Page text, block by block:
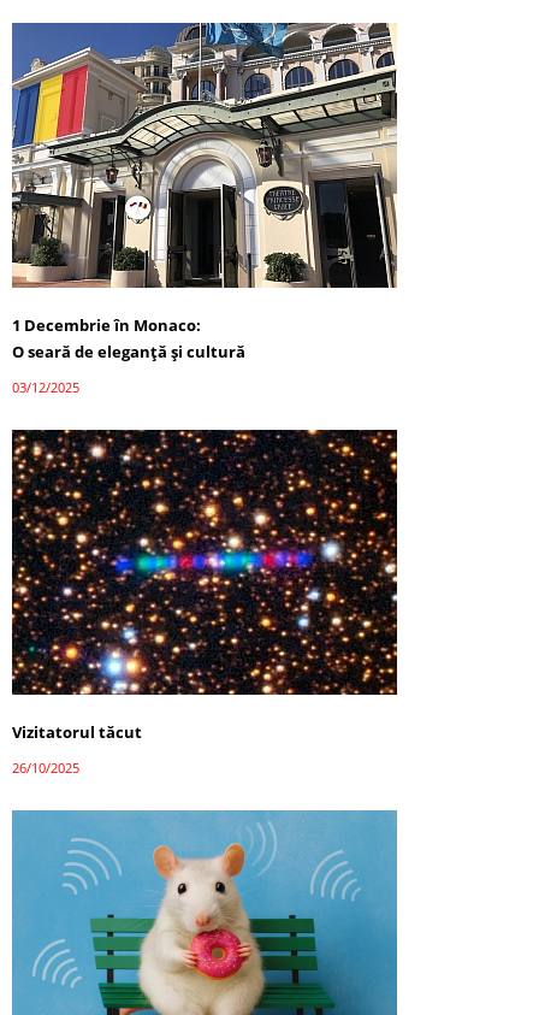
1 Decembrie în Monaco:
O seară de eleganță și cultură
03/12/2025
Vizitatorul tăcut
26/10/2025